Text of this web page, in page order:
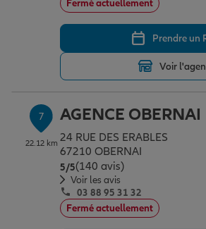
Fermé actuellement
Prendre un
Voir
7
22.12 km
AGENCE OBERNAI
24 RUE DES ERABLES
67210 OBERNAI
5/5Note de 5 sur 5
(140 avis)
Voir les avis
03 88 95 31 32
Fermé actuellement